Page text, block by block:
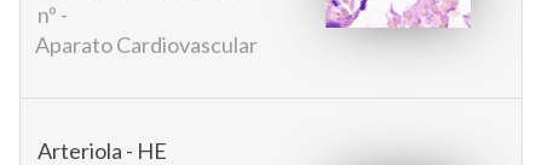
nº -
Aparato Cardiovascular
Arteriola - HE